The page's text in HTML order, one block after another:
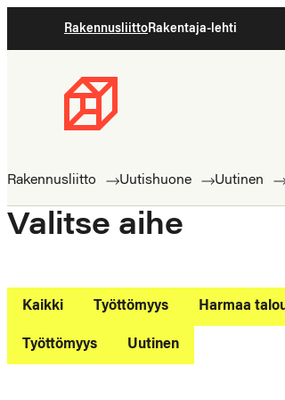
suoraan
RakennusliittoRakentaja-lehti
Rakennusliitto
ammattilaisten
Rakennusliitto Uutishuone Uutinen
Valitse aihe
Kaikki Työttömyys Harmaa
Työttömyys Uutinen